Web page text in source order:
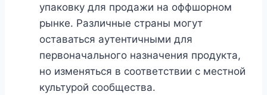
упаковку для продажи на оффшорном
рынке. Различные страны могут
оставаться аутентичными для
первоначального назначения продукта,
но изменяться в соответствии с местной
культурой сообщества.